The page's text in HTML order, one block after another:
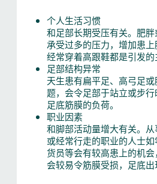
个人生活习惯
和足部长期受压有关。肥
承受过多的压力，增加患上
经常穿着高跟鞋都是引发的
足部结构异常
天生患有扁平足、高弓足
题，会令足部于站立或步
足底筋膜的负荷。
职业因素
和脚部活动量增大有关。
或经常行走的职业的人士
货员等会有较高患上的机
会较易令筋膜受损，足底出